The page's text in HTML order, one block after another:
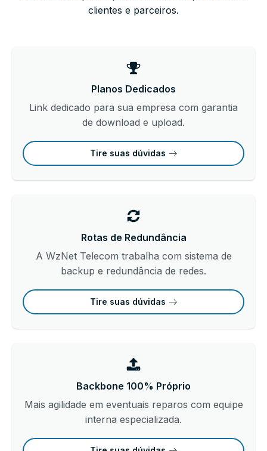
clientes e parceiros.
Planos Dedicados
Link dedicado para sua empresa com garantia
de download e upload.
Tire suas dúvidas
Rotas de Redundância
A WzNet Telecom trabalha com sistema de
backup e redundância de redes.
Tire suas dúvidas
Backbone 100% Próprio
Mais agilidade em eventuais reparos com equipe
interna especializada.